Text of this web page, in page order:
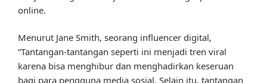
online.
Menurut Jane Smith, seorang influencer digital,
“Tantangan-tantangan seperti ini menjadi tren viral
karena bisa menghibur dan menghadirkan keseruan
bagi para pengguna media sosial. Selain itu, tantangan